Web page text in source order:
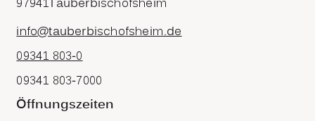
97941Tauberbischofsheim
info@tauberbischofsheim.de
09341 803-0
09341 803-7000
Öffnungszeiten